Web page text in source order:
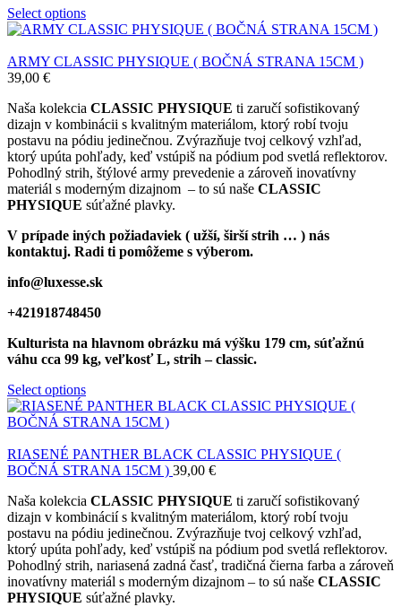
Select options
ARMY CLASSIC PHYSIQUE ( BOČNÁ STRANA 15CM )
39,00 €
Naša kolekcia CLASSIC PHYSIQUE ti zaručí sofistikovaný
dizajn v kombinácii s kvalitným materiálom, ktorý robí tvoju
postavu na pódiu jedinečnou. Zvýrazňuje tvoj celkový vzhľad,
ktorý upúta pohľady, keď vstúpiš na pódium pod svetlá reflektorov.
Pohodlný strih, štýlové army prevedenie a zároveň inovatívny
materiál s moderným dizajnom – to sú naše CLASSIC
PHYSIQUE súťažné plavky.
V prípade iných požiadaviek ( užší, širší strih … ) nás
kontaktuj. Radi ti pomôžeme s výberom.
info@luxesse.sk
+421918748450
Kulturista na hlavnom obrázku má výšku 179 cm, súťažnú
váhu cca 99 kg, veľkosť L, strih – classic.
Select options
RIASENÉ PANTHER BLACK CLASSIC PHYSIQUE (
BOČNÁ STRANA 15CM ) 39,00 €
Naša kolekcia CLASSIC PHYSIQUE ti zaručí sofistikovaný
dizajn v kombinácií s kvalitným materiálom, ktorý robí tvoju
postavu na pódiu jedinečnou. Zvýrazňuje tvoj celkový vzhľad,
ktorý upúta pohľady, keď vstúpiš na pódium pod svetlá reflektorov.
Pohodlný strih, nariasená zadná časť, tradičná čierna farba a zároveň
inovatívny materiál s moderným dizajnom – to sú naše CLASSIC
PHYSIQUE súťažné plavky.